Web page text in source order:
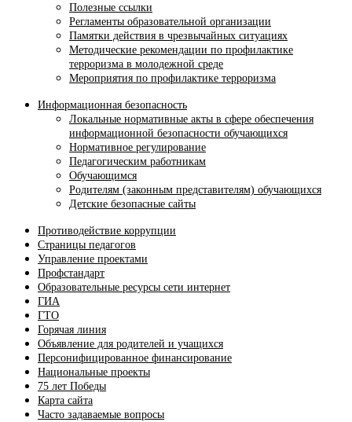
Полезные ссылки
Регламенты образовательной организации
Памятки действия в чрезвычайных ситуациях
Методические рекомендации по профилактике
терроризма в молодежной среде
Мероприятия по профилактике терроризма
Информационная безопасность
Локальные нормативные акты в сфере обеспечения
информационной безопасности обучающихся
Нормативное регулирование
Педагогическим работникам
Обучающимся
Родителям (законным представителям) обучающихся
Детские безопасные сайты
Противодействие коррупции
Страницы педагогов
Управление проектами
Профстандарт
Образовательные ресурсы сети интернет
ГИА
ГТО
Горячая линия
Объявление для родителей и учащихся
Персонифицированное финансирование
Национальные проекты
75 лет Победы
Карта сайта
Часто задаваемые вопросы